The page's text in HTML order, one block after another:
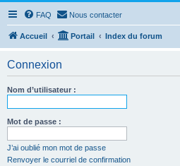
FAQ Nous contacter
Accueil Portail Index du forum
Connexion
Nom d’utilisateur :
Mot de passe :
J’ai oublié mon mot de passe
Renvoyer le courriel de confirmation